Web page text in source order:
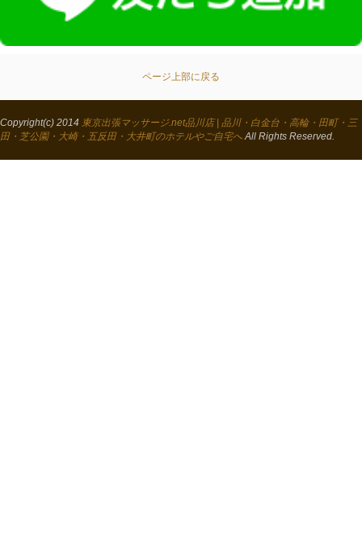
ページ上部に戻る
Copyright(c) 2014 東京出張マッサージ.net品川店 | 品川・白金台・高輪・田町・三
田・芝公園・大崎・五反田・大井町のホテルやご自宅へAll Rights Reserved.